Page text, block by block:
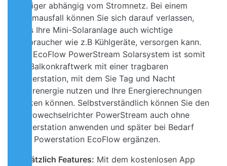
weniger abhängig vom Stromnetz. Bei einem
Stromausfall können Sie sich darauf verlassen,
dass Ihre Mini-Solaranlage auch wichtige
Verbraucher wie z.B Kühlgeräte, versorgen kann.
Das EcoFlow PowerStream Solarsystem ist somit
ein Balkonkraftwerk mit einer tragbaren
Powerstation, mit dem Sie Tag und Nacht
Solarenergie nutzen und Ihre Energierechnungen
senken können. Selbstverständlich können Sie den
Microwechselrichter PowerStream auch ohne
Powerstation anwenden und später bei Bedarf
eine Powerstation EcoFlow ergänzen.
Zusätzlich Features: Mit dem kostenlosen App